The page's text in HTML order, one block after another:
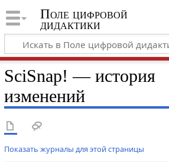
Поле цифровой
дидактики
SciSnap! — история
изменений
Показать журналы для этой страницы